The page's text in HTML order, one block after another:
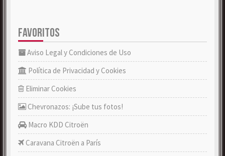
FAVORITOS
Aviso Legal y Condiciones de Uso
Política de Privacidad y Cookies
Eliminar Cookies
Chevronazos: ¡Sube tus fotos!
Macro KDD Citroën
Caravana Citroën a París